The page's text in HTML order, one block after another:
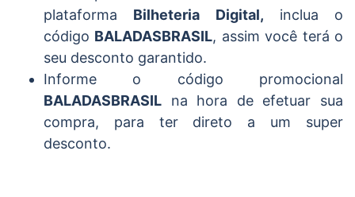
plataforma Bilheteria Digital, inclua o
código BALADASBRASIL, assim você terá o
seu desconto garantido.
Informe o código promocional
BALADASBRASIL na hora de efetuar sua
compra, para ter direto a um super
desconto.